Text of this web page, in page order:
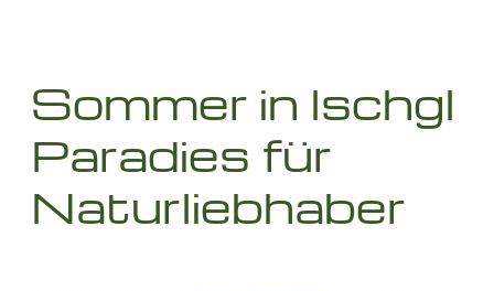
Sommer in Ischgl
Paradies für
Naturliebhaber